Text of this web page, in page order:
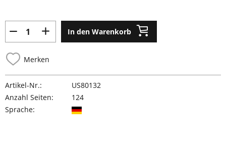
In den Warenkorb
Merken
Artikel-Nr.:
US80132
Anzahl Seiten:
124
Sprache: